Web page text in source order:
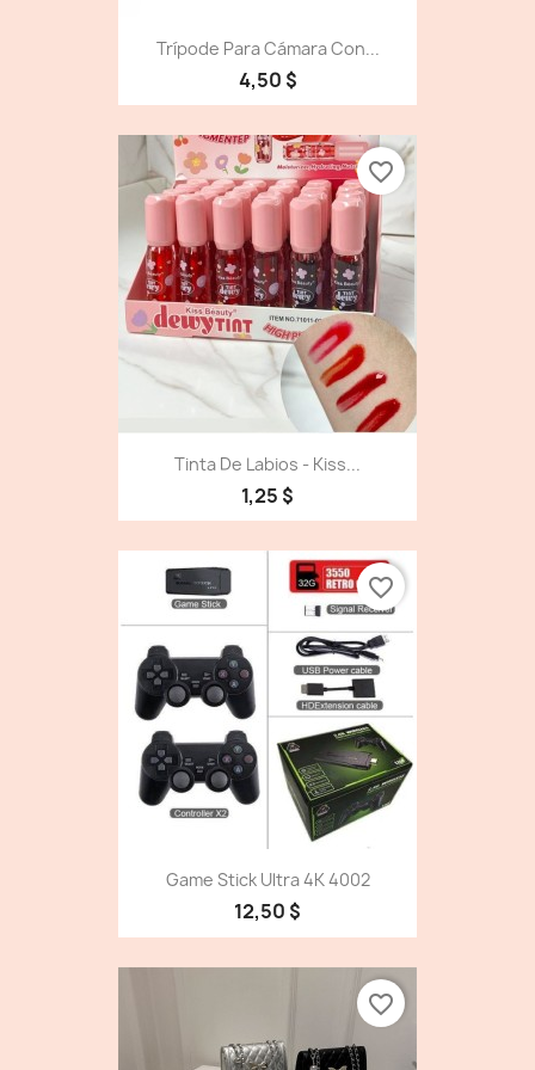
Trípode Para Cámara Con...
4,50 $
Tinta De Labios - Kiss...
1,25 $
favorite_border
Game Stick Ultra 4K 4002
12,50 $
favorite_border
favorite_border